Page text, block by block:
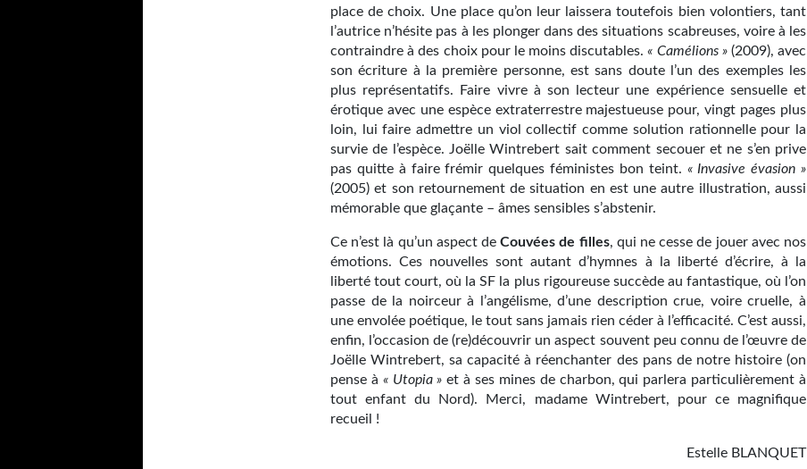
place de choix. Une place qu’on leur laissera toutefois bien volontiers, tant
l’autrice n’hésite pas à les plonger dans des situations scabreuses, voire à les
contraindre à des choix pour le moins discutables.« Camélions »(2009), avec
son écriture à la première personne, est sans doute l’un des exemples les
plus représentatifs. Faire vivre à son lecteur une expérience sensuelle et
érotique avec une espèce extraterrestre majestueuse pour, vingt pages plus
loin, lui faire admettre un viol collectif comme solution rationnelle pour la
survie de l’espèce. Joëlle Wintrebert sait comment secouer et ne s’en prive
pas quitte à faire frémir quelques féministes bon teint. « Invasive évasion »
(2005) et son retournement de situation en est une autre illustration, aussi
mémorable que glaçante – âmes sensibles s’abstenir.
Ce n’est là qu’un aspect deCouvées de filles, qui ne cesse de jouer avec nos
émotions. Ces nouvelles sont autant d’hymnes à la liberté d’écrire, à la
liberté tout court, où la SF la plus rigoureuse succède au fantastique, où l’on
passe de la noirceur à l’angélisme, d’une description crue, voire cruelle, à
une envolée poétique, le tout sans jamais rien céder à l’efficacité. C’est aussi,
enfin, l’occasion de (re)découvrir un aspect souvent peu connu de l’œuvre de
Joëlle Wintrebert, sa capacité à réenchanter des pans de notre histoire (on
pense à « Utopia » et à ses mines de charbon, qui parlera particulièrement à
tout enfant du Nord). Merci, madame Wintrebert, pour ce magnifique
recueil !
Estelle BLANQUET